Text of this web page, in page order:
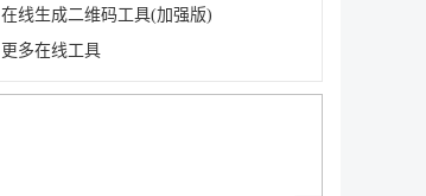
在线生成二维码工具(加强版)
更多在线工具